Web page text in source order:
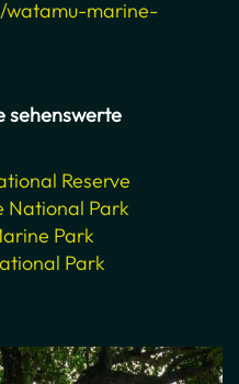
watamu-marine-
sehenswerte
Reserve
National Park
Park
Park